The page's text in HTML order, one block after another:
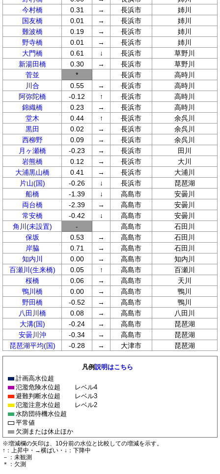
今村橋
0.31 → 長浜市
姉川
国友橋
0.01 → 長浜市
姉川
難波橋
0.19 → 長浜市
姉川
野寺橋
0.01 → 長浜市
姉川
大門橋
0.61 ↓ 長浜市
草野川
新湯田橋
0.30 → 長浜市
草野川
菅並
* 長浜市
高時川
川合
0.55 → 長浜市
高時川
阿弥陀橋
-0.12 ↑ 長浜市
高時川
錦織橋
0.23 → 長浜市
高時川
堂木
0.44 ↑ 長浜市
余呉川
黒田
0.02 → 長浜市
余呉川
西柳野
0.09 → 長浜市
余呉川
月ヶ瀬橋
-0.23 → 長浜市
田川
岩熊橋
0.12 → 長浜市
大川
大浦黒山橋
0.41 → 長浜市
大浦川
片山(国)
-0.26 ↓ 長浜市
琵琶湖
船橋
-1.39 ↓ 高島市
安曇川
両台橋
-2.39 → 高島市
安曇川
常安橋
-0.42 ↓ 高島市
安曇川
角川(未設置)
- 高島市
石田川
保坂
0.53 → 高島市
石田川
岸脇
0.71 → 高島市
石田川
知内川
0.00 → 高島市
知内川
百瀬川(生来橋)
0.05 ↑ 高島市
百瀬川
桜橋
0.06 → 高島市
天川
鴨川橋
0.00 → 高島市
鴨川
野田橋
-0.52 → 高島市
鴨川
八田川橋
0.08 → 高島市
八田川
大溝(国)
-0.24 → 高島市
琵琶湖
安曇川沖
-0.34 → 高島市
琵琶湖
琵琶湖平均(国)
-0.28 → 大津市 琵琶湖
凡例説明はこちら
計画高水位超
氾濫危険水位超
レベル4
避難判断水位超
レベル3
氾濫注意水位超
レベル2
水防団待機水位超
平常値
欠測または休止ほか
※増減欄の矢印は、10分前の水位と比較しての増減を示す。
↑：上昇中・→横ばい・↓：下降中
－：未観測
＊：欠測